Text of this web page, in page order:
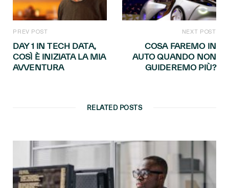
PREV POST
DAY 1 IN TECH DATA,
COSÌ È INIZIATA LA MIA
AVVENTURA
NEXT POST
COSA FAREMO IN
AUTO QUANDO NON
GUIDEREMO PIÙ?
RELATED POSTS